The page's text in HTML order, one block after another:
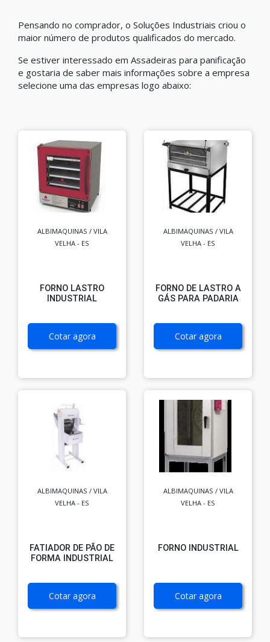
Pensando no comprador, o Soluções Industriais criou o
maior número de produtos qualificados do mercado.
Se estiver interessado em Assadeiras para panificação
e gostaria de saber mais informações sobre a empresa
selecione uma das empresas logo abaixo:
ALBIMAQUINAS / VILA
VELHA - ES
FORNO LASTRO
INDUSTRIAL
Cotar agora
ALBIMAQUINAS / VILA
VELHA - ES
FORNO DE LASTRO A
GÁS PARA PADARIA
Cotar agora
ALBIMAQUINAS / VILA
VELHA - ES
FATIADOR DE PÃO DE
FORMA INDUSTRIAL
Cotar agora
ALBIMAQUINAS / VILA
VELHA - ES
FORNO INDUSTRIAL
Cotar agora